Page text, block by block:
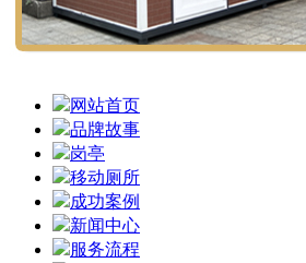
网站首页
品牌故事
岗亭
移动厕所
成功案例
新闻中心
服务流程